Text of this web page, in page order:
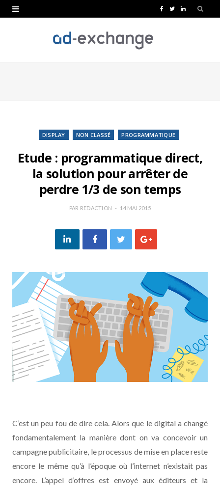
e
k
T
t
L
k
DISPLAY NON CLASSÉ PROGRAMMATIQUE
Etude : programmatique direct,
la solution pour arrêter de
perdre 1/3 de son temps
PAR REDACTION 14 MAI 2015
C’est un peu fou de dire cela. Alors que le digital a changé
fondamentalement la manière dont on va concevoir un
campagne publicitaire, le processus de mise en place reste
encore le même qu’à l’époque où l’internet n’existait pas
encore. L’appel d’offres est envoyé aux éditeurs et la